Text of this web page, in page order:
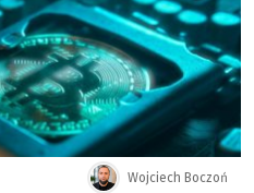
Wojciech Boczoń